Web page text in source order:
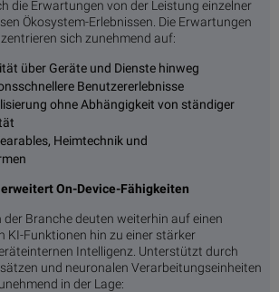
die Erwartungen von der Leistung einzelner
Ökosystem-Erlebnissen. Die Erwartungen
sich zunehmend auf:
über Geräte und Dienste hinweg
Benutzererlebnisse
ohne Abhängigkeit von ständiger
Heimtechnik und
On-Device-Fähigkeiten
der Branche deuten weiterhin auf einen
KI-Funktionen hin zu einer stärker
Intelligenz. Unterstützt durch
und neuronalen Verarbeitungseinheiten
in der Lage: